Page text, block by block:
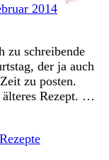
2014
zu schreibende
der ja auch
zu posten.
älteres Rezept. …
Rezepte